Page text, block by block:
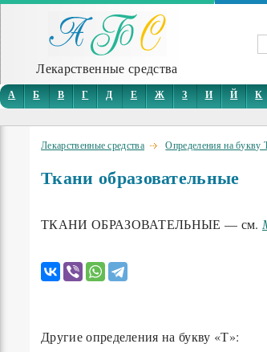
Лекарственные средства
А Б В Г Д Е Ж З И Й К
Лекарственные средства Определения на букву
Ткани образовательные
ТКАНИ ОБРАЗОВАТЕЛЬНЫЕ — см.
Другие определения на букву «Т»: